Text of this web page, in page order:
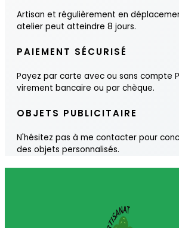
Artisan et régulièrement en
atelier peut atteindre 8 jours.
PAIEMENT SÉCURISÉ
Payez par carte avec ou sans compte
virement bancaire ou par chèque.
OBJETS PUBLICITAIRE
N'hésitez pas à me contacter pour
des objets personnalisés.